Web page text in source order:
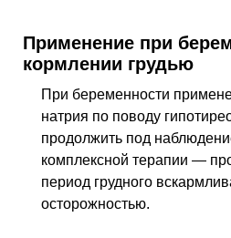
Применение при
кормлении грудью
При беременности
натрия по поводу
продолжить под
комплексной терапии —
период грудного
осторожностью.